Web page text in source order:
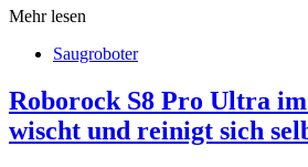
Mehr lesen
Saugroboter
Roborock S8 Pro Ultra im
wischt und reinigt sich